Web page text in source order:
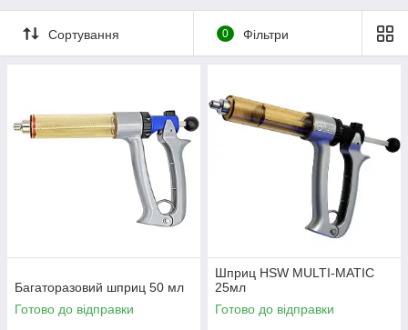
Сортування 0 Фільтри
Багаторазовий шприц 50 мл
Готово до відправки
Шприц HSW MULTI-MATIC
25мл
Готово до відправки